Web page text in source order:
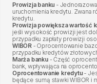
Prowizja banku -
uruchomienia kredytu. Zwana
kredytu.
Prowizja powiększa wartość
jeśli wysokość prowizji jest
przypadku zapłaty prowizji
WIBOR - Oprocentowanie
przypadku kredytów
Marża banku- Część
bank, wpływająca na
Oprocentowanie kredytu-
będące sumą stawki WIBOR i